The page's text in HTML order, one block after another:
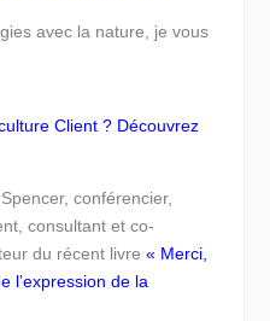
avec la nature, je vous
Client ? Découvrez
conférencier,
consultant et co-
du récent livre« Merci,
l’expression de la